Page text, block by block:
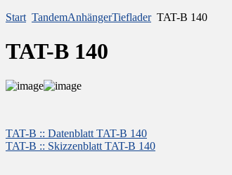
Start TandemAnhängerTieflader TAT-B 140
TAT-B 140
TAT-B :: Datenblatt TAT-B 140
TAT-B :: Skizzenblatt TAT-B 140